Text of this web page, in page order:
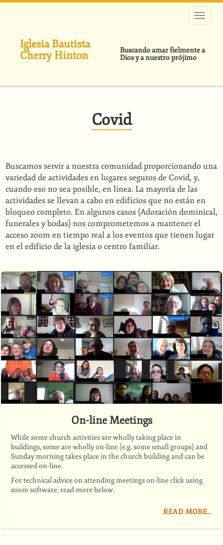
Pasar
Iglesia Bautista
Cherry Hinton
Buscando amar fielmente a
Dios y a nuestro prójimo
Covid
Buscamos servir a nuestra comunidad proporcionando una
variedad de actividades en lugares seguros de Covid, y,
cuando eso no sea posible, en línea. La mayoría de las
actividades se llevan a cabo en edificios que no están en
bloqueo completo. En algunos casos (Adoración dominical,
funerales y bodas) nos comprometemos a mantener el
acceso zoom en tiempo real a los eventos que tienen lugar
en el edificio de la iglesia o centro familiar.
On-line Meetings
While some church activities are wholly taking place in
buildings, some are wholly on-line (e.g. some small groups) and
Sunday morning takes place in the church building and can be
accessed on-line.
For technical advice on attending meetings on-line click using
zoom software, read more below.
READ MORE…